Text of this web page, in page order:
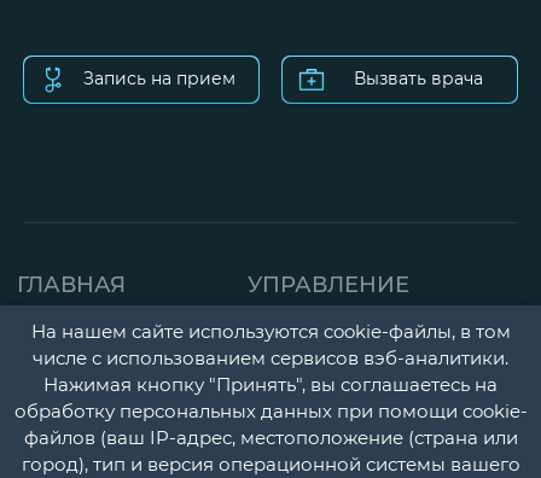
ГЛАВНАЯ
О НАС
НОВОСТИ
ДОКУМЕНТЫ
УПРАВЛЕНИЕ
ДЕТСКАЯ
ГОРОДСКАЯ
ПОЛИКЛИНИКА
ПЕРИНАТАЛЬНЫЙ
Запись на прием Вызвать врача
На нашем сайте используются cookie-файлы, в том
числе с использованием сервисов вэб-аналитики.
Нажимая кнопку "Принять", вы соглашаетесь на
обработку персональных данных при помощи cookie-
файлов (ваш IP-адрес, местоположение (страна или
город), тип и версия операционной системы вашего